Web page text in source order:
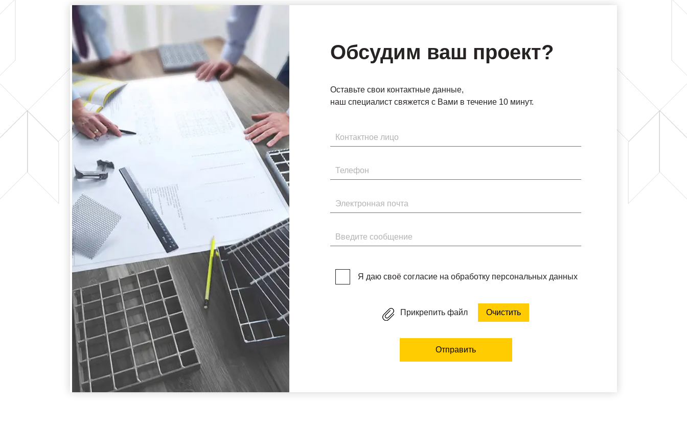
Обсудим ваш проект?
Оставьте свои контактные данные,
наш специалист свяжется с Вами в течение 10 минут.
Имя
Телефон
Электронная почта
Введите сообщение
Я даю своё согласие на обработку персональных данных
Прикрепить файл Очистить
Отправить